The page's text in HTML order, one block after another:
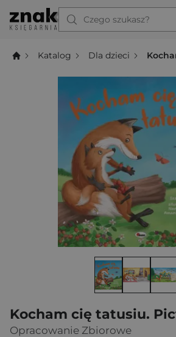
Czego szukasz?
Katalog Dla dzieci
Kocham cię tatusiu.
Opracowanie Zbiorowe